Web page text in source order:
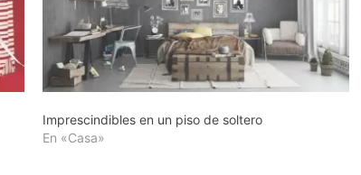
Imprescindibles en un piso de soltero
En «Casa»